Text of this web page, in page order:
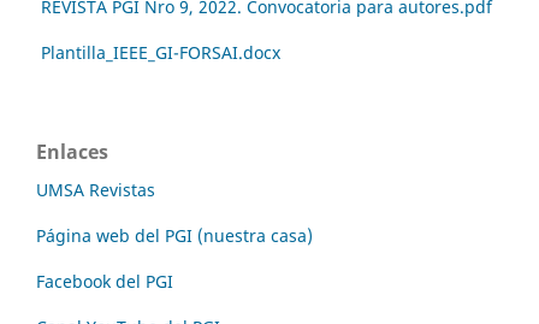
REVISTA PGI Nro 9, 2022. Convocatoria para autores.pdf
Plantilla_IEEE_GI-FORSAI.docx
Enlaces
UMSA Revistas
Página web del PGI (nuestra casa)
Facebook del PGI